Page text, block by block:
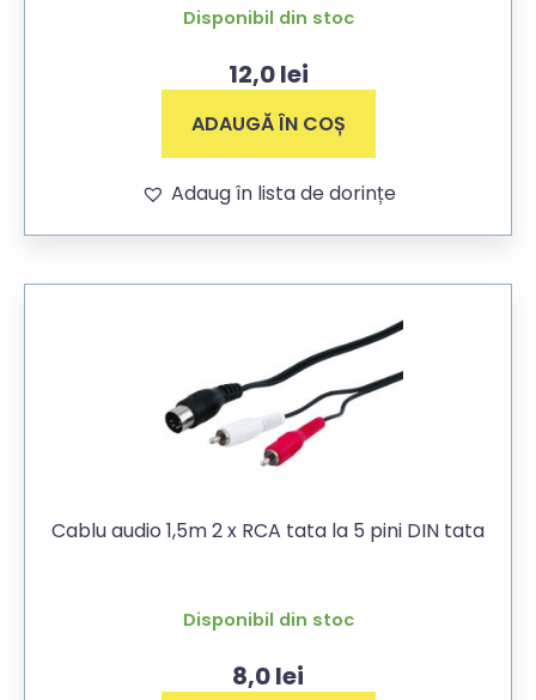
Disponibil din stoc
12,0lei
ADAUGĂ ÎN COȘ
Adaug în lista de dorințe
Cablu audio 1,5m 2 x RCA tata la 5 pini DIN tata
Disponibil din stoc
8,0lei